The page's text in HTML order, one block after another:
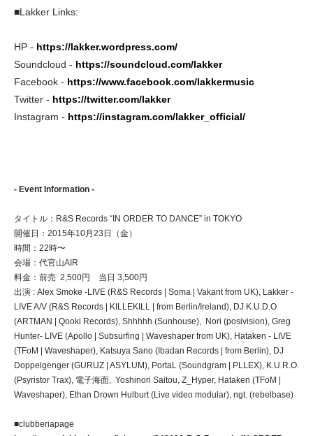
■Lakker Links:
HP - https://lakker.wordpress.com/
Soundcloud - https://soundcloud.com/lakker
Facebook - https://www.facebook.com/lakkermusic
Twitter - https://twitter.com/lakker
Instagram - https://instagram.com/lakker_official/
- Event Information -
タイトル：R&S Records “IN ORDER TO DANCE” in TOKYO
開催日：2015年10月23日（金）
時間：22時〜
会場：代官山AIR
料金：前売 2,500円 当日 3,500円
出演 : Alex Smoke -LIVE (R&S Records | Soma | Vakant from UK), Lakker -
LIVE A/V (R&S Records | KILLEKILL | from Berlin/Ireland), DJ K.U.D.O
(ARTMAN | Qooki Records), Shhhhh (Sunhouse), Nori (posivision), Greg
Hunter- LIVE (Apollo | Subsurfing | Waveshaper from UK), Hataken - LIVE
(TFoM | Waveshaper), Katsuya Sano (Ibadan Records | from Berlin), DJ
Doppelgenger (GURUZ | ASYLUM), PortaL (Soundgram | PLLEX), K.U.R.O.
(Psyristor Trax), 電子海面, Yoshinori Saitou, Z_Hyper, Hataken (TFoM |
Waveshaper), Ethan Drown Hulburt (Live video modular), ngt. (rebelbase)
■clubberiapage